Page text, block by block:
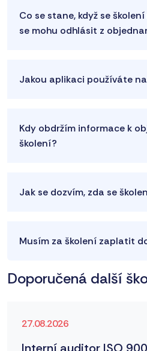
Co se stane, když se
se mohu odhlásit z
Jakou aplikaci používáte
Kdy obdržím informace k
školení?
Jak se dozvím, zda se
Musím za školení zaplatit
Doporučená další
27.08.2026
Interní auditor ISO